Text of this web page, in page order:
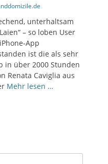
unterhaltsam
– so loben User
App
ist die als sehr
in über 2000 Stunden
Renata Caviglia aus
Mehr lesen …